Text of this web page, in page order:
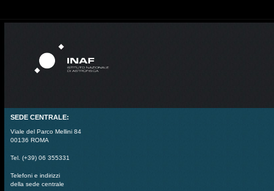
SEDE CENTRALE:
Viale del Parco Mellini 84
00136 ROMA
Tel. (+39) 06 355331
Telefoni e indirizzi
della sede centrale